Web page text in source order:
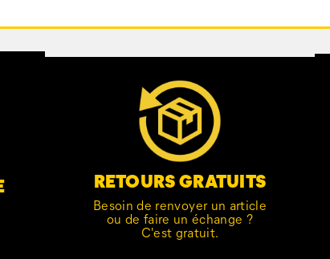
RETOURS GRATUITS
Besoin de renvoyer un article
ou de faire un échange ?
C'est gratuit.